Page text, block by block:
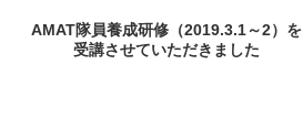
AMAT隊員養成研修（2019.3.1～2）を
受講させていただきました